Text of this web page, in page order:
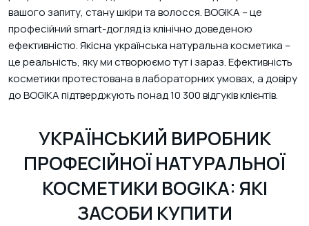
вашого запиту, стану шкіри та волосся. BOGIKA – це
професійний smart-догляд із клінічно доведеною
ефективністю. Якісна українська натуральна косметика –
це реальність, яку ми створюємо тут і зараз. Ефективність
косметики протестована в лабораторних умовах, а довіру
до BOGIKA підтверджують понад 10 300 відгуків клієнтів.
УКРАЇНСЬКИЙ ВИРОБНИК
ПРОФЕСІЙНОЇ НАТУРАЛЬНОЇ
КОСМЕТИКИ BOGIKA: ЯКІ
ЗАСОБИ КУПИТИ